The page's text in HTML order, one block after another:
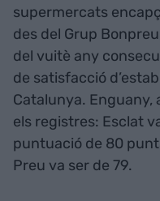
supermercats
des del Grup
del vuitè any
de satisfacció
Catalunya. Enguany,
els registres: Esclat
puntuació de 80
Preu va ser de 79.